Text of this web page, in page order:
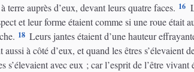
auprès d’eux, devant leurs quatre faces. 16
et leur forme étaient comme si une roue était
18 Leurs jantes étaient d’une hauteur
à côté d’eux, et quand les êtres s’élevaient
avec eux ; car l’esprit de l’être vivant